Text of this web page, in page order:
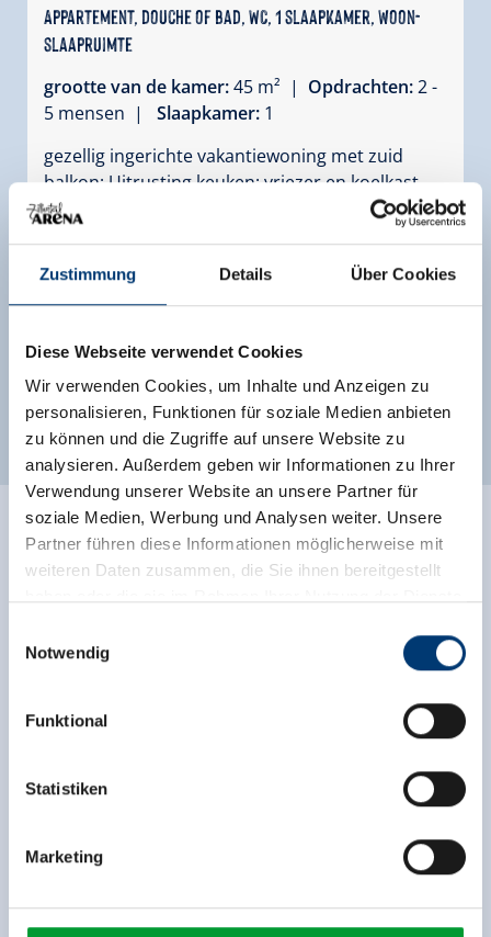
Zustimmung Details Über Cookies
Diese Webseite verwendet Cookies
Wir verwenden Cookies, um Inhalte und Anzeigen zu
personalisieren, Funktionen für soziale Medien anbieten
zu können und die Zugriffe auf unsere Website zu
analysieren. Außerdem geben wir Informationen zu Ihrer
Verwendung unserer Website an unsere Partner für
soziale Medien, Werbung und Analysen weiter. Unsere
Partner führen diese Informationen möglicherweise mit
weiteren Daten zusammen, die Sie ihnen bereitgestellt
Rohr 23// A-6280 Zell am Ziller
www.zillertalarena.com
Notwendig
Funktional
Statistiken
Marketing
Appartement, douche of bad, WC, 1 slaapkamer, woon-
slaapruimte
grootte van de kamer:45 m² | Opdrachten:2 -
5 mensen |
Slaapkamer: 1
gezellig ingerichte vakantiewoning met zuid
balkon; Uitrusting keuken: vriezer en koelkast,
magnetron en elektrische kookplaat met oven
Uitrusting
Beschikbaarheidskalender
Andere kamers en appartementen